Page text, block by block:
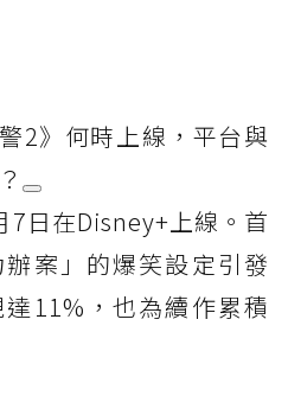
2》何時上線，平台與
7日在Disney+上線。首
案」的爆笑設定引發
11%，也為續作累積